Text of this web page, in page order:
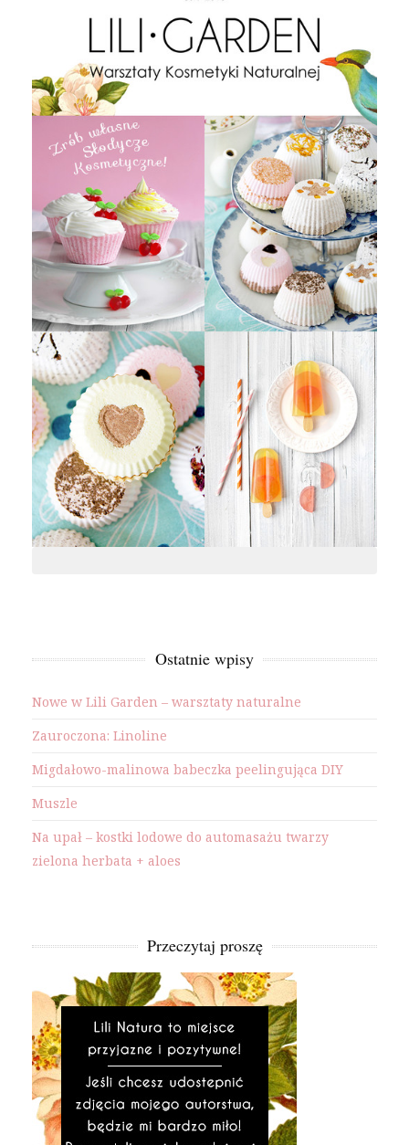
Ostatnie wpisy
Nowe w Lili Garden – warsztaty naturalne
Zauroczona: Linoline
Migdałowo-malinowa babeczka peelingująca DIY
Muszle
Na upał – kostki lodowe do automasażu twarzy
zielona herbata + aloes
Przeczytaj proszę